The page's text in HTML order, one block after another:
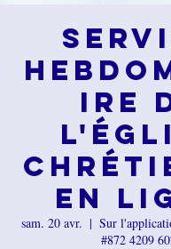
ire
en
sam. 20 avr.
  |
Sur
#872 4209